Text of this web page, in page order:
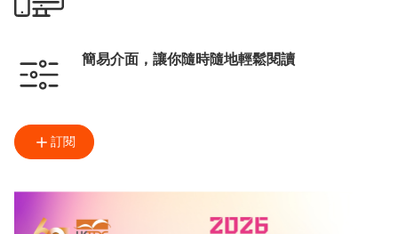
簡易介面，讓你隨時隨地輕鬆閱讀
訂閱